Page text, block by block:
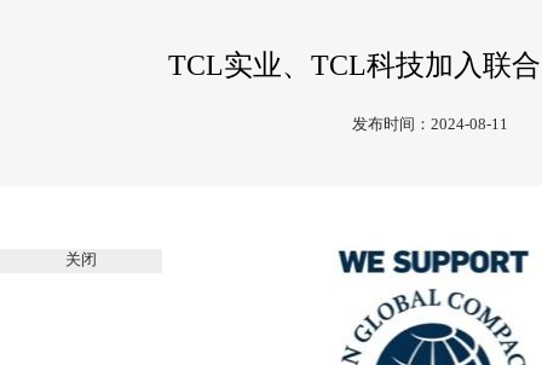
TCL实业、TCL科技加入联
发布时间：2024-08-11
关闭